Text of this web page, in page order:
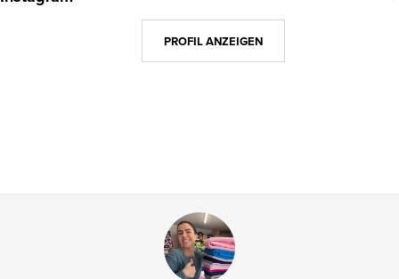
PROFIL ANZEIGEN